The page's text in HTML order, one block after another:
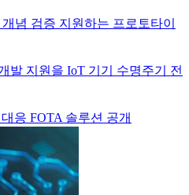
념 검증 지원하는 프로토타이
발 지원을 IoT 기기 수명주기 전
응 FOTA 솔루션 공개